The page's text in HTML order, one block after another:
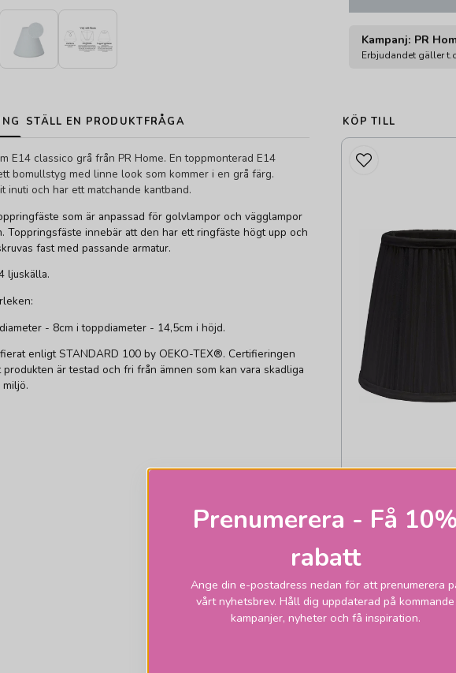
Kampanj: PR
Erbjudandet gäller
STÄLL EN PRODUKTFRÅGA
E14 classico grå från PR Home. En toppmonterad E14
bomullstyg med linne look som kommer i en grå färg.
inuti och har ett matchande kantband.
som är anpassad för golvlampor och vägglampor
Toppringsfäste innebär att den har ett ringfäste högt upp och
fast med passande armatur.
ljuskälla.
- 8cm i toppdiameter - 14,5cm i höjd.
enligt STANDARD 100 by OEKO-TEX®. Certifieringen
produkten är testad och fri från ämnen som kan vara skadliga
KÖP TILL
Stella
395 kr
308,1
kr
Prenumerera - Få 10%
rabatt
Ange din e-postadress nedan för att prenumerera
vårt nyhetsbrev. Håll dig uppdaterad på kommande
kampanjer, nyheter och få inspiration.